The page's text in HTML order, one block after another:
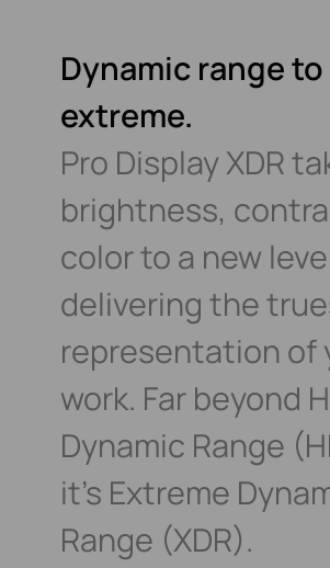
Dynamic range
extreme.
Pro Display XDR
brightness,
color to a new
delivering the
representation of
work. Far beyond
Dynamic Range
it’s Extreme
Range (XDR).